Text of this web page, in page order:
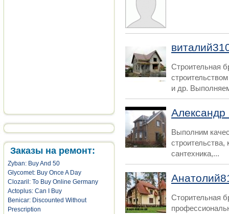
Заказы на ремонт:
Zyban: Buy And 50
Glycomet: Buy Once A Day
Clozaril: To Buy Online Germany
Actoplus: Can I Buy
Benicar: Discounted Without
Prescription
Строительная
и др.
Александр
Выполним
строительства,
сантехника,...
Сторительная